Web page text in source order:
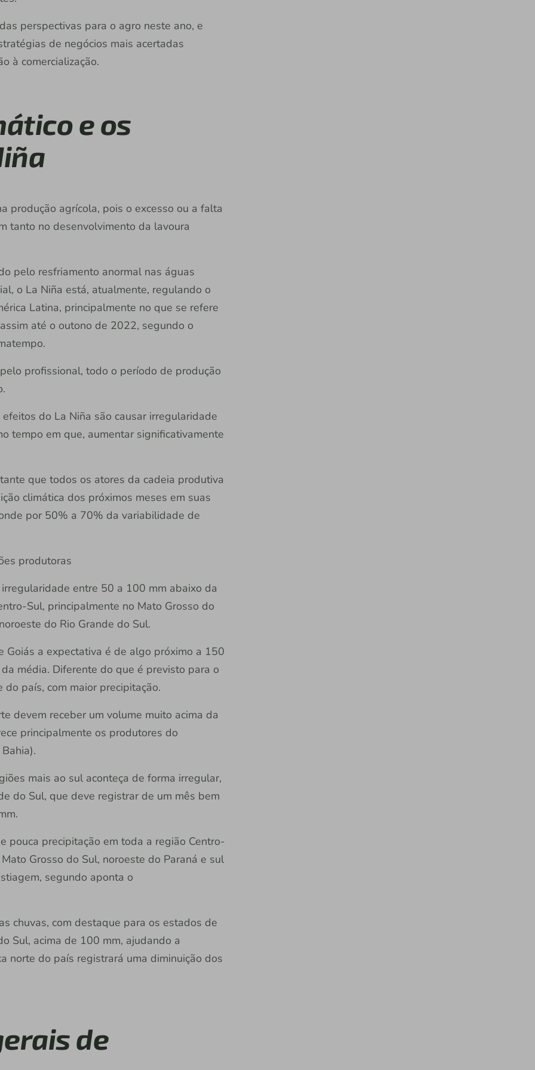
perspectivas para o agro neste ano, e
de negócios mais acertadas
à comercialização.
e os
produção agrícola, pois o excesso ou a falta
tanto no desenvolvimento da lavoura
pelo resfriamento anormal nas águas
o La Niña está, atualmente, regulando o
Latina, principalmente no que se refere
até o outono de 2022, segundo o
profissional, todo o período de produção
do La Niña são causar irregularidade
tempo em que, aumentar significativamente
que todos os atores da cadeia produtiva
climática dos próximos meses em suas
por 50% a 70% da variabilidade de
produtoras
entre 50 a 100 mm abaixo da
Sul, principalmente no Mato Grosso do
do Rio Grande do Sul.
Goiás a expectativa é de algo próximo a 150
média. Diferente do que é previsto para o
país, com maior precipitação.
devem receber um volume muito acima da
principalmente os produtores do
mais ao sul aconteça de forma irregular,
do Sul, que deve registrar de um mês bem
pouca precipitação em toda a região Centro-
Grosso do Sul, noroeste do Paraná e sul
segundo aponta o
chuvas, com destaque para os estados de
Sul, acima de 100 mm, ajudando a
norte do país registrará uma diminuição dos
de